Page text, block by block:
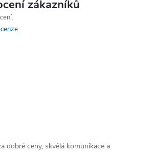
zákazníků
dobré ceny, skvělá komunikace a